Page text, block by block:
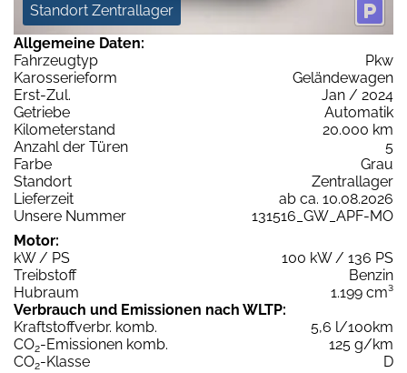
Standort Zentrallager
Allgemeine Daten:
Fahrzeugtyp
Pkw
Karosserieform
Geländewagen
Erst-Zul.
Jan / 2024
Getriebe
Automatik
Kilometerstand
20.000 km
Anzahl der Türen
5
Farbe
Grau
Standort
Zentrallager
Lieferzeit
ab ca. 10.08.2026
Unsere Nummer
131516_GW_APF-MO
Motor:
kW / PS
100 kW / 136 PS
Treibstoff
Benzin
Hubraum
1.199 cm³
Verbrauch und Emissionen nach WLTP:
Kraftstoffverbr. komb.
5,6 l/100km
CO2-Emissionen komb.
125 g/km
CO2-Klasse
D